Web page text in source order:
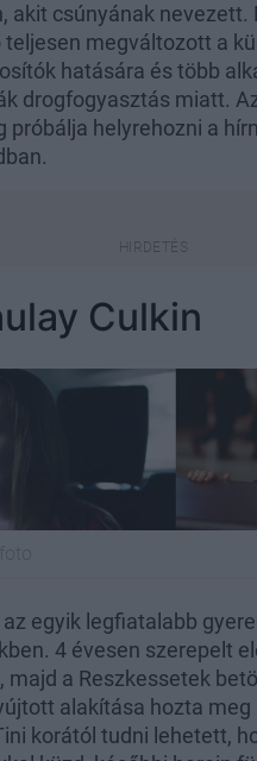
akit csúnyának nevezett.
teljesen megváltozott a
hatására és több
drogfogyasztás miatt.
próbálja helyrehozni a
Culkin
egyik legfiatalabb
4 évesen szerepelt
majd a Reszkessetek
alakítása hozta meg
korától tudni lehetett,